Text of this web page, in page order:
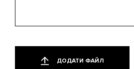
Додати
ДОДАТИ ФАЙЛ
Лише